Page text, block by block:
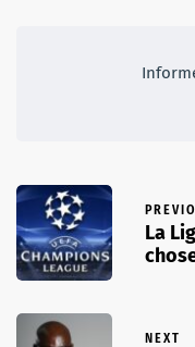
La
NEXT